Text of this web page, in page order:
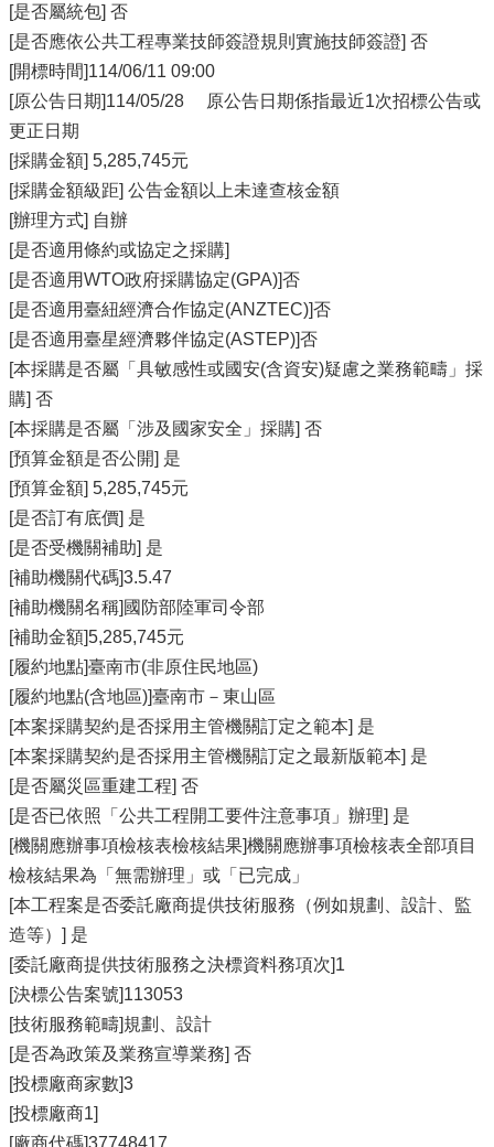
[是否屬統包] 否
[是否應依公共工程專業技師簽證規則實施技師簽證] 否
[開標時間]114/06/11 09:00
[原公告日期]114/05/28 原公告日期係指最近1次招標公告或
更正日期
[採購金額] 5,285,745元
[採購金額級距] 公告金額以上未達查核金額
[辦理方式] 自辦
[是否適用條約或協定之採購]
[是否適用WTO政府採購協定(GPA)]否
[是否適用臺紐經濟合作協定(ANZTEC)]否
[是否適用臺星經濟夥伴協定(ASTEP)]否
[本採購是否屬「具敏感性或國安(含資安)疑慮之業務範疇」採
購] 否
[本採購是否屬「涉及國家安全」採購] 否
[預算金額是否公開] 是
[預算金額] 5,285,745元
[是否訂有底價] 是
[是否受機關補助] 是
[補助機關代碼]3.5.47
[補助機關名稱]國防部陸軍司令部
[補助金額]5,285,745元
[履約地點]臺南市(非原住民地區)
[履約地點(含地區)]臺南市－東山區
[本案採購契約是否採用主管機關訂定之範本] 是
[本案採購契約是否採用主管機關訂定之最新版範本] 是
[是否屬災區重建工程] 否
[是否已依照「公共工程開工要件注意事項」辦理] 是
[機關應辦事項檢核表檢核結果]機關應辦事項檢核表全部項目
檢核結果為「無需辦理」或「已完成」
[本工程案是否委託廠商提供技術服務（例如規劃、設計、監
造等）] 是
[委託廠商提供技術服務之決標資料務項次]1
[決標公告案號]113053
[技術服務範疇]規劃、設計
[是否為政策及業務宣導業務] 否
[投標廠商家數]3
[投標廠商1]
[廠商代碼]37748417